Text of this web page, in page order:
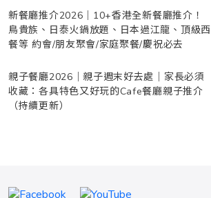
新餐廳推介2026｜10+香港全新餐廳推介！
鳥貴族、日泰火鍋放題、日本過江龍、頂級西
餐等 約會/朋友聚會/家庭聚餐/慶祝必去
親子餐廳2026｜親子週末好去處｜家長必須
收藏：各具特色又好玩的Cafe餐廳親子推介
（持續更新）